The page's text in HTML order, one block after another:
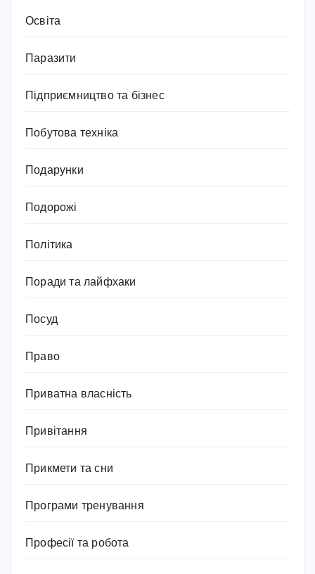
Освіта
Паразити
Підприємництво та бізнес
Побутова техніка
Подарунки
Подорожі
Політика
Поради та лайфхаки
Посуд
Право
Приватна власність
Привітання
Прикмети та сни
Програми тренування
Професії та робота